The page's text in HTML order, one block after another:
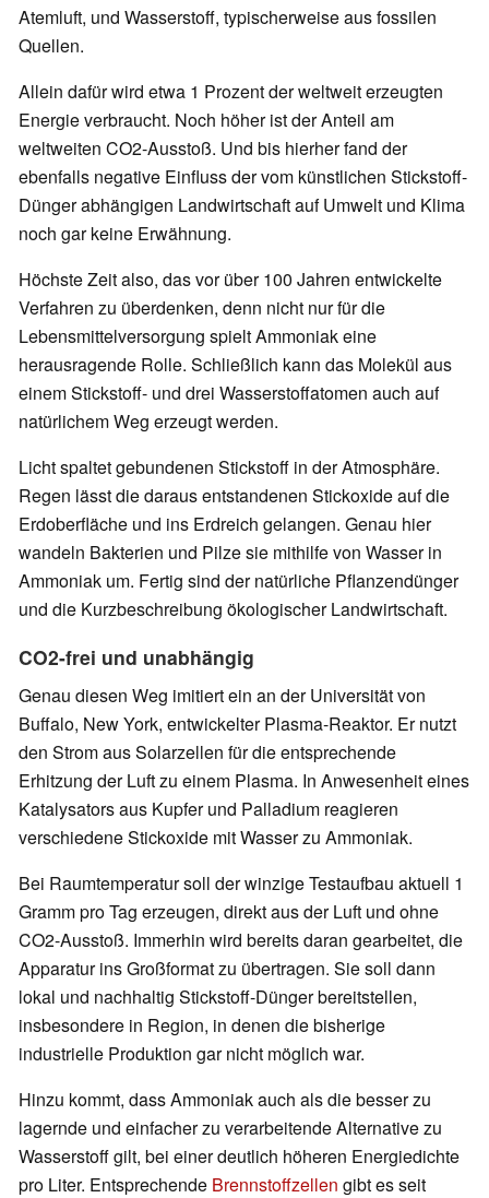
Atemluft, und Wasserstoff, typischerweise aus fossilen
Quellen.
Allein dafür wird etwa 1 Prozent der weltweit erzeugten
Energie verbraucht. Noch höher ist der Anteil am
weltweiten CO2-Ausstoß. Und bis hierher fand der
ebenfalls negative Einfluss der vom künstlichen Stickstoff-
Dünger abhängigen Landwirtschaft auf Umwelt und Klima
noch gar keine Erwähnung.
Höchste Zeit also, das vor über 100 Jahren entwickelte
Verfahren zu überdenken, denn nicht nur für die
Lebensmittelversorgung spielt Ammoniak eine
herausragende Rolle. Schließlich kann das Molekül aus
einem Stickstoff- und drei Wasserstoffatomen auch auf
natürlichem Weg erzeugt werden.
Licht spaltet gebundenen Stickstoff in der Atmosphäre.
Regen lässt die daraus entstandenen Stickoxide auf die
Erdoberfläche und ins Erdreich gelangen. Genau hier
wandeln Bakterien und Pilze sie mithilfe von Wasser in
Ammoniak um. Fertig sind der natürliche Pflanzendünger
und die Kurzbeschreibung ökologischer Landwirtschaft.
CO2-frei und unabhängig
Genau diesen Weg imitiert ein an der Universität von
Buffalo, New York, entwickelter Plasma-Reaktor. Er nutzt
den Strom aus Solarzellen für die entsprechende
Erhitzung der Luft zu einem Plasma. In Anwesenheit eines
Katalysators aus Kupfer und Palladium reagieren
verschiedene Stickoxide mit Wasser zu Ammoniak.
Bei Raumtemperatur soll der winzige Testaufbau aktuell 1
Gramm pro Tag erzeugen, direkt aus der Luft und ohne
CO2-Ausstoß. Immerhin wird bereits daran gearbeitet, die
Apparatur ins Großformat zu übertragen. Sie soll dann
lokal und nachhaltig Stickstoff-Dünger bereitstellen,
insbesondere in Region, in denen die bisherige
industrielle Produktion gar nicht möglich war.
Hinzu kommt, dass Ammoniak auch als die besser zu
lagernde und einfacher zu verarbeitende Alternative zu
Wasserstoff gilt, bei einer deutlich höheren Energiedichte
pro Liter. Entsprechende Brennstoffzellen gibt es seit